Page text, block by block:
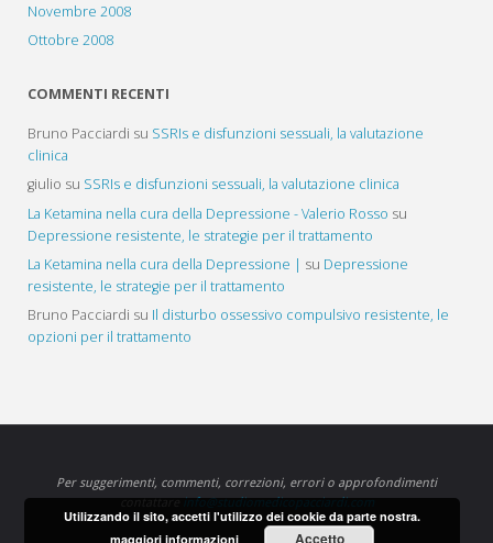
Novembre 2008
Ottobre 2008
COMMENTI RECENTI
Bruno Pacciardi su SSRIs e disfunzioni sessuali, la valutazione
clinica
giulio su SSRIs e disfunzioni sessuali, la valutazione clinica
La Ketamina nella cura della Depressione - Valerio Rosso su
Depressione resistente, le strategie per il trattamento
La Ketamina nella cura della Depressione | su Depressione
resistente, le strategie per il trattamento
Bruno Pacciardi su Il disturbo ossessivo compulsivo resistente, le
opzioni per il trattamento
Per suggerimenti, commenti, correzioni, errori o approfondimenti
contattareinfo@studiomedicopacciardi.com
Utilizzando il sito, accetti l'utilizzo dei cookie da parte nostra.
maggiori informazioni
Accetto